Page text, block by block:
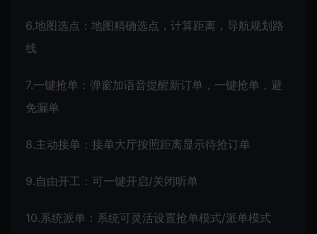
6.地图选点：地图精确选点，计算距离，导航规划路
线
7.一键抢单：弹窗加语音提醒新订单，一键抢单，避
免漏单
8.主动接单：接单大厅按照距离显示待抢订单
9.自由开工：可一键开启/关闭听单
10.系统派单：系统可灵活设置抢单模式/派单模式